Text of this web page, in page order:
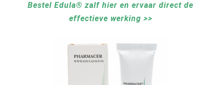
Bestel Edula® zalf hier en ervaar direct de
effectieve werking >>